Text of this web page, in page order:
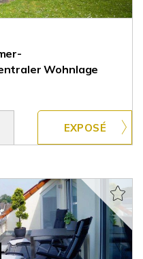
Wohnlage